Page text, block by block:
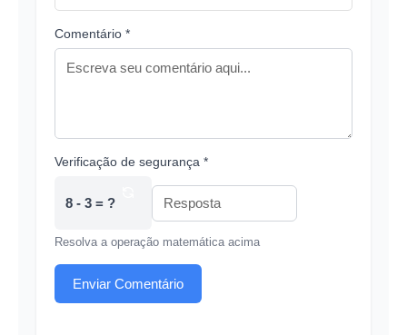
Comentário *
Verificação de segurança *
8 - 3 = ?
Resolva a operação matemática acima
Enviar Comentário